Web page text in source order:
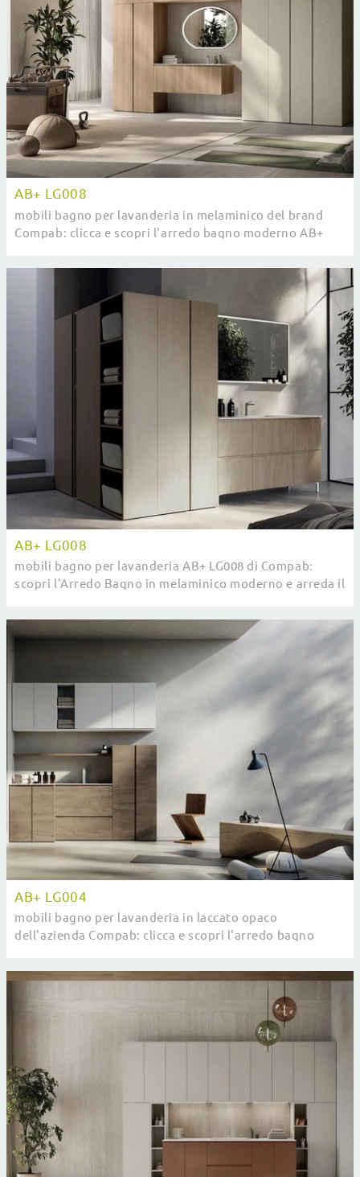
AB+ LG008
mobili bagno per lavanderia in melaminico del brand
Compab: clicca e scopri l'arredo bagno moderno AB+
AB+ LG008
mobili bagno per lavanderia AB+ LG008 di Compab:
scopri l'Arredo Bagno in melaminico moderno e arreda il
AB+ LG004
mobili bagno per lavanderia in laccato opaco
dell'azienda Compab: clicca e scopri l'arredo bagno